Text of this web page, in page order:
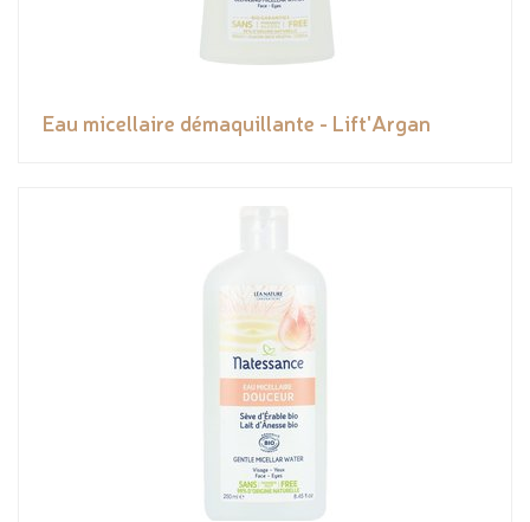
Eau micellaire démaquillante - Lift'Argan